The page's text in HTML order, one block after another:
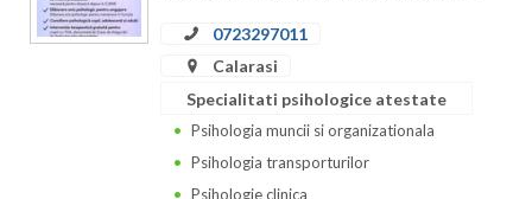
Constanta
0723297011
Calarasi
Specialitati psihologice atestate
Psihologia muncii si organizationala
Psihologia transporturilor
Psihologie clinica